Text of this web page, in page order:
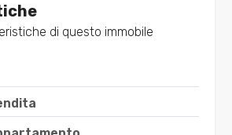
di questo immobile